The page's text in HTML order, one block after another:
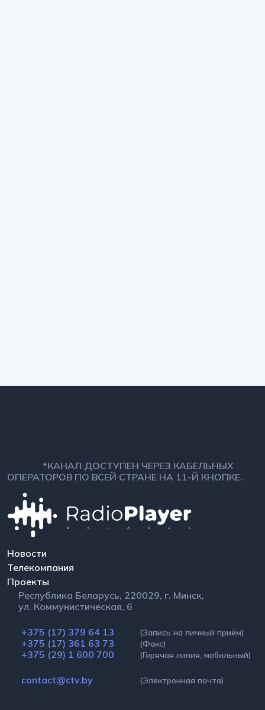
*КАНАЛ ДОСТУПЕН ЧЕРЕЗ КАБЕЛЬНЫХ
ОПЕРАТОРОВ ПО ВСЕЙ СТРАНЕ НА 11-Й КНОПКЕ.
Новости
Телекомпания
Проекты
Республика Беларусь, 220029, г. Минск,
ул. Коммунистическая, 6
+375 (17) 379 64 13 (Запись на личный приём)
+375 (17) 361 63 73 (Факс)
+375 (29) 1 600 700 (Горячая линия, мобильный)
contact@ctv.by (Электронная почта)